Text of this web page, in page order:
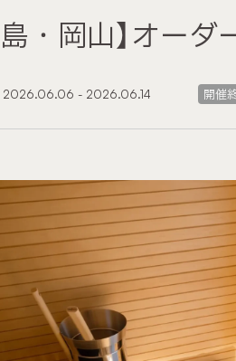
島・岡山】オー
2026.06.06 - 2026.06.14 開催